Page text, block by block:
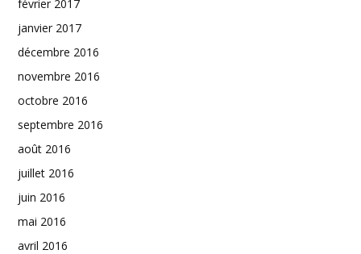
février 2017
janvier 2017
décembre 2016
novembre 2016
octobre 2016
septembre 2016
août 2016
juillet 2016
juin 2016
mai 2016
avril 2016